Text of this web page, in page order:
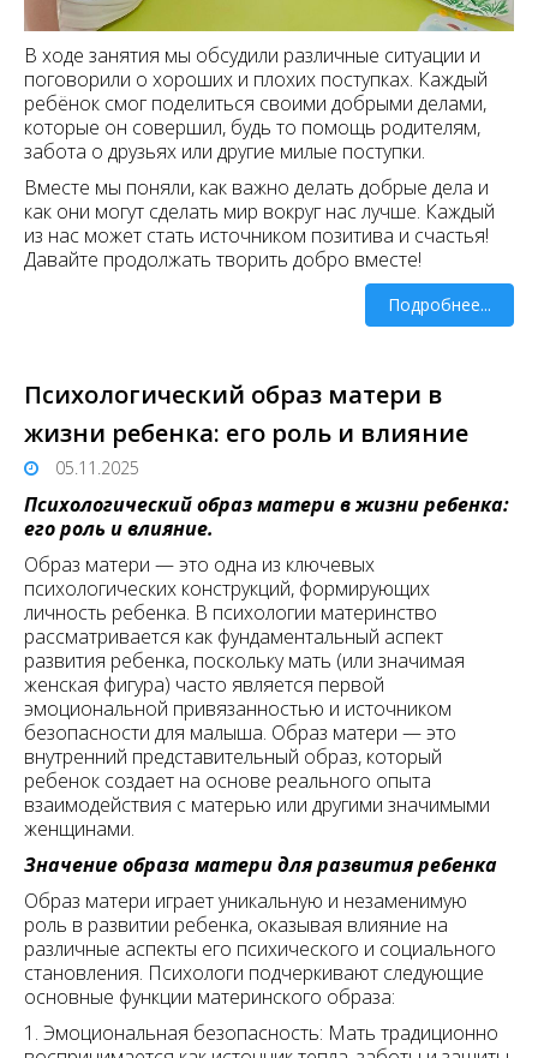
В ходе занятия мы обсудили различные ситуации и
поговорили о хороших и плохих поступках. Каждый
ребёнок смог поделиться своими добрыми делами,
которые он совершил, будь то помощь родителям,
забота о друзьях или другие милые поступки.
Вместе мы поняли, как важно делать добрые дела и
как они могут сделать мир вокруг нас лучше. Каждый
из нас может стать источником позитива и счастья!
Давайте продолжать творить добро вместе!
Подробнее...
Психологический образ матери в
жизни ребенка: его роль и влияние
05.11.2025
Психологический образ матери в жизни ребенка:
его роль и влияние.
Образ матери — это одна из ключевых
психологических конструкций, формирующих
личность ребенка. В психологии материнство
рассматривается как фундаментальный аспект
развития ребенка, поскольку мать (или значимая
женская фигура) часто является первой
эмоциональной привязанностью и источником
безопасности для малыша. Образ матери — это
внутренний представительный образ, который
ребенок создает на основе реального опыта
взаимодействия с матерью или другими значимыми
женщинами.
Значение образа матери для развития ребенка
Образ матери играет уникальную и незаменимую
роль в развитии ребенка, оказывая влияние на
различные аспекты его психического и социального
становления. Психологи подчеркивают следующие
основные функции материнского образа:
1. Эмоциональная безопасность: Мать традиционно